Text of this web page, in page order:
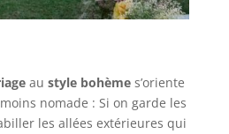
au style bohème s’oriente
moins nomade : Si on garde les
les allées extérieures qui